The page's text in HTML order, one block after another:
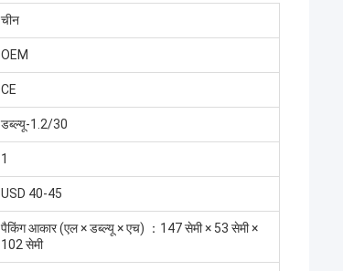
चीन
OEM
CE
डब्ल्यू-1.2/30
1
USD 40-45
पैकिंग आकार (एल × डब्ल्यू × एच) ：147 सेमी × 53 सेमी ×
102 सेमी